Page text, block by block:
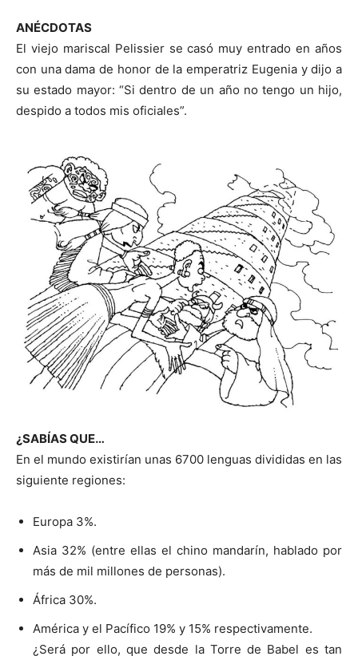
ANÉCDOTAS
El viejo mariscal Pelissier se casó muy entrado en años
con una dama de honor de la emperatriz Eugenia y dijo a
su estado mayor: “Si dentro de un año no tengo un hijo,
despido a todos mis oficiales”.
¿SABÍAS QUE…
En el mundo existirían unas 6700 lenguas divididas en las
siguiente regiones:
Europa 3%.
Asia 32% (entre ellas el chino mandarín, hablado por
más de mil millones de personas).
África 30%.
América y el Pacífico 19% y 15% respectivamente.
¿Será por ello, que desde la Torre de Babel es tan